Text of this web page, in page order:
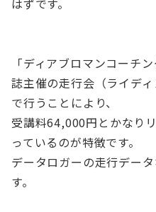
はずです。
「ディアブロマンコーチ
誌主催の走行会（ライデ
で行うことにより、
受講料64,000円とかなり
っているのが特徴です。
データロガーの走行デー
す。